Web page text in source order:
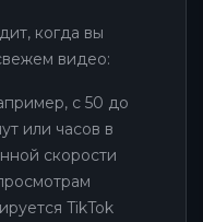
когда вы
видео:
с 50 до
или часов в
скорости
TikTok